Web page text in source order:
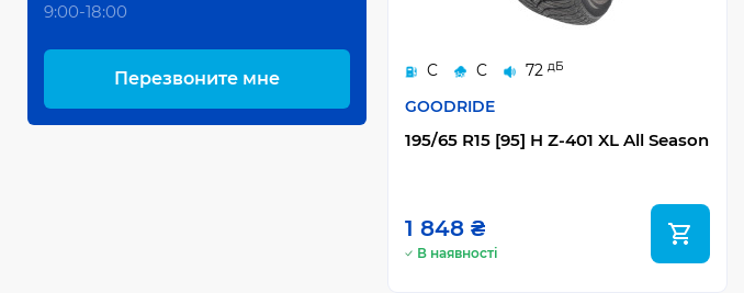
9:00-18:00
Перезвоните мне C C 72 дБ
GOODRIDE
195/65 R15 [95] H Z-401 XL All Season
1 848 ₴
В наявності